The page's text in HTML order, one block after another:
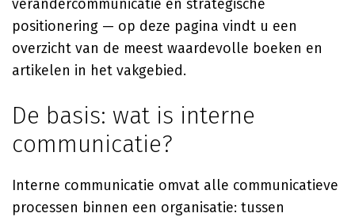
verandercommunicatie en strategische
positionering — op deze pagina vindt u een
overzicht van de meest waardevolle boeken en
artikelen in het vakgebied.
De basis: wat is interne
communicatie?
Interne communicatie omvat alle communicatieve
processen binnen een organisatie: tussen